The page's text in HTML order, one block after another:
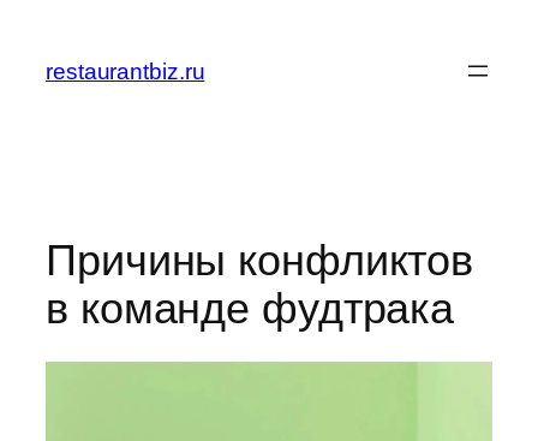
содержимому
restaurantbiz.ru
Причины конфликтов
в команде фудтрака